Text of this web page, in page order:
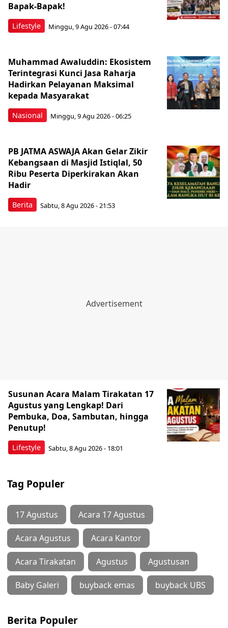
Lifestyle
Bapak-Bapak!
Minggu, 9 Agu 2026 - 07:44
Nasional
Muhammad Awaluddin: Ekosistem
Terintegrasi Kunci Jasa Raharja
Hadirkan Pelayanan Maksimal
kepada Masyarakat
Minggu, 9 Agu 2026 - 06:25
Berita
PB JATMA ASWAJA Akan Gelar Zikir
Kebangsaan di Masjid Istiqlal, 50
Ribu Peserta Diperkirakan Akan
Hadir
Sabtu, 8 Agu 2026 - 21:53
Lifestyle
Susunan Acara Malam Tirakatan 17
Agustus yang Lengkap! Dari
Pembuka, Doa, Sambutan, hingga
Penutup!
Sabtu, 8 Agu 2026 - 18:01
Tag Populer
17 Agustus Acara 17 Agustus
Acara Agustus Acara Kantor
Acara Tirakatan Agustus Agustusan
Baby Galeri buyback emas buyback UBS
Berita Populer